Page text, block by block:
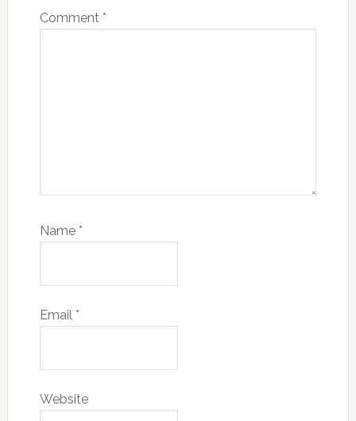
Comment *
Name *
Email *
Website